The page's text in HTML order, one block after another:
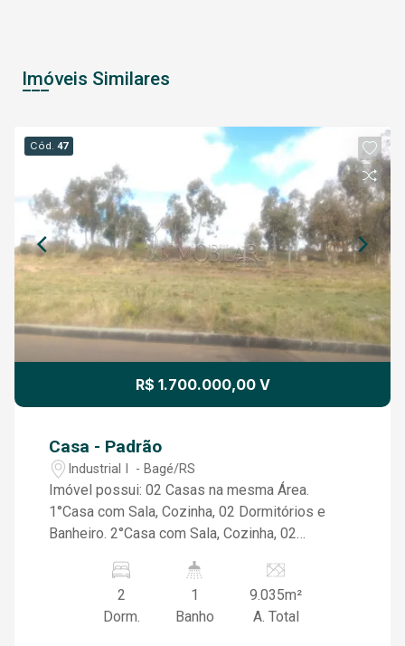
Imóveis Similares
Cód.47
R$ 1.700.000,00 V
Casa - Padrão
Industrial I - Bagé/RS
Imóvel possui: 02 Casas na mesma Área.
1°Casa com Sala, Cozinha, 02 Dormitórios e
Banheiro. 2°Casa com Sala, Cozinha, 02
2
Dorm.
1
Banho
9.035m²
A. Total